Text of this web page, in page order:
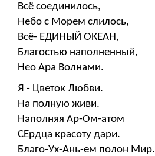
Всё соединилось,
Небо с Морем слилось,
Всё- ЕДИНЫЙ ОКЕАН,
Благостью наполненный,
Нео Ара Волнами.
Я - Цветок Любви.
На полную живи.
Наполняя Ар-Ом-атом
СЕрдца красоту дари.
Благо-Ух-Ань-ем полон Мир.